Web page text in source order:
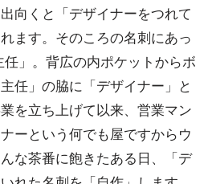
向くと「デザイナーをつれて
ます。そのころの名刺にあっ
」。背広の内ポケットからボ
任」の脇に「デザイナー」と
を立ち上げて以来、営業マン
ーという何でも屋ですからウ
な茶番に飽きたある日、「デ